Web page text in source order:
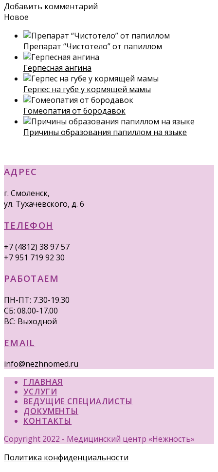
Добавить комментарий
Новое
Препарат “Чистотело” от папиллом
Герпесная ангина
Герпес на губе у кормящей мамы
Гомеопатия от бородавок
Причины образования папиллом на языке
АДРЕС
г. Смоленск,
ул. Тухачевского, д. 6
ТЕЛЕФОН
+7 (4812) 38 97 57
+7 951 719 92 30
РАБОТАЕМ
ПН-ПТ: 7.30-19.30
СБ: 08.00-17.00
ВС: Выходной
EMAIL
info@nezhnomed.ru
ГЛАВНАЯ
УСЛУГИ
ВЕДУЩИЕ СПЕЦИАЛИСТЫ
ДОКУМЕНТЫ
КОНТАКТЫ
Copyright 2022 - Медицинский центр «Нежность»
Политика конфиденциальности